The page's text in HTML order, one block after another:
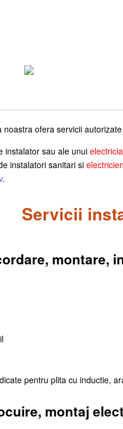
ofera servicii
instalator sau ale unui
instalatori sanitari si
.
Servicii
montare,
pentru plita cu inductie,
montaj